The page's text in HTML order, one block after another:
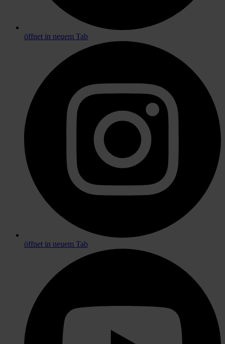
öffnet in neuem Tab
öffnet in neuem Tab